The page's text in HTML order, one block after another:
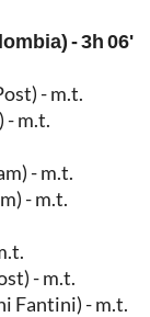
- 3h 06'
- m.t.
- m.t.
- m.t.
- m.t.
- m.t.
Fantini) - m.t.